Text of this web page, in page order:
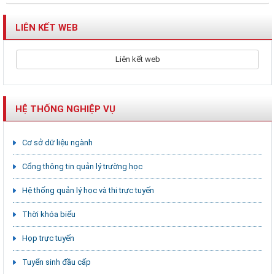
LIÊN KẾT WEB
Liên kết web
HỆ THỐNG NGHIỆP VỤ
Cơ sở dữ liệu ngành
Cổng thông tin quản lý trường học
Hệ thống quản lý học và thi trực tuyến
Thời khóa biểu
Họp trực tuyến
Tuyển sinh đầu cấp